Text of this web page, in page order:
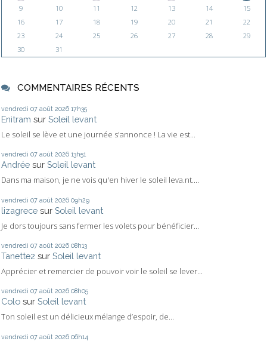
9
10 11 12 13 14
15
16
17 18 19 20 21
22
23
24 25 26 27 28
29
30
31
COMMENTAIRES RÉCENTS
vendredi 07 août 2026 17h35
Enitram sur Soleil levant
Le soleil se lève et une journée s'annonce ! La vie est...
vendredi 07 août 2026 13h51
Andrée sur Soleil levant
Dans ma maison, je ne vois qu'en hiver le soleil leva.nt....
vendredi 07 août 2026 09h29
lizagrece sur Soleil levant
Je dors toujours sans fermer les volets pour bénéficier...
vendredi 07 août 2026 08h13
Tanette2 sur Soleil levant
Apprécier et remercier de pouvoir voir le soleil se lever...
vendredi 07 août 2026 08h05
Colo sur Soleil levant
Ton soleil est un délicieux mélange d’espoir, de...
vendredi 07 août 2026 06h14